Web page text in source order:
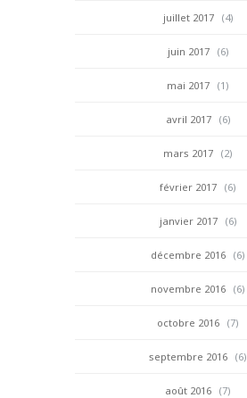
juillet 2017 (4)
juin 2017 (6)
mai 2017 (1)
avril 2017 (6)
mars 2017 (2)
février 2017 (6)
janvier 2017 (6)
décembre 2016 (6)
novembre 2016 (6)
octobre 2016 (7)
septembre 2016 (6)
août 2016 (7)